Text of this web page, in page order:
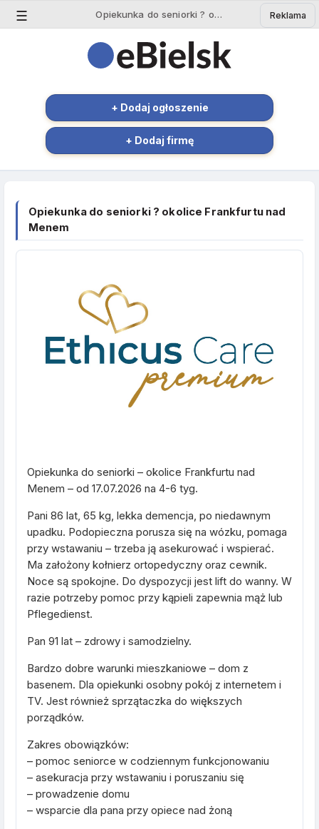
Opiekunka do seniorki ? okolice Frankfurtu nad Men - Ogłoszenie Bielsk Podlaski | eBielsk.pl
☰ Reklama
+ Dodaj ogłoszenie
+ Dodaj firmę
Opiekunka do seniorki ? okolice Frankfurtu nad
Menem
Opiekunka do seniorki – okolice Frankfurtu nad
Menem – od 17.07.2026 na 4-6 tyg.
Pani 86 lat, 65 kg, lekka demencja, po niedawnym
upadku. Podopieczna porusza się na wózku, pomaga
przy wstawaniu – trzeba ją asekurować i wspierać.
Ma założony kołnierz ortopedyczny oraz cewnik.
Noce są spokojne. Do dyspozycji jest lift do wanny. W
razie potrzeby pomoc przy kąpieli zapewnia mąż lub
Pflegedienst.
Pan 91 lat – zdrowy i samodzielny.
Bardzo dobre warunki mieszkaniowe – dom z
basenem. Dla opiekunki osobny pokój z internetem i
TV. Jest również sprzątaczka do większych
porządków.
Zakres obowiązków:
– pomoc seniorce w codziennym funkcjonowaniu
– asekuracja przy wstawaniu i poruszaniu się
– prowadzenie domu
– wsparcie dla pana przy opiece nad żoną